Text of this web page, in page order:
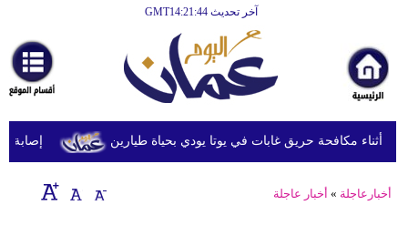
آخر تحديث GMT14:21:44
أخبارعاجلة
رياضة
ثقافة
إقتصاد
إصابة 11 مدنياً في نجران جراء اعتداءات حوثية بالمقذوفات مكافحة حريق غابات في يوتا يودي بحياة طيارين
أخبارعاجلة » أخبار عاجلة